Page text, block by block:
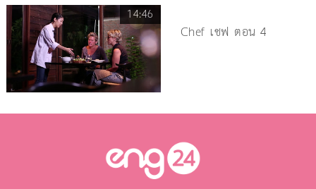
14:46
Chef เชฟ ตอน 4